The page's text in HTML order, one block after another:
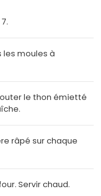
les moules à
le thon émietté
râpé sur chaque
Servir chaud.